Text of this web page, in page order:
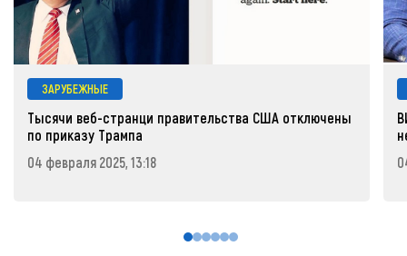
ЗАРУБЕЖНЫЕ
Тысячи веб-странци правительства США отключены
по приказу Трампа
04 февраля 2025, 13:18